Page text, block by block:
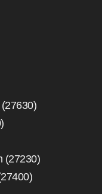
(27230)